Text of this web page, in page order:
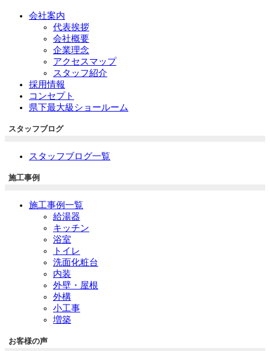
会社案内
代表挨拶
会社概要
企業理念
アクセスマップ
スタッフ紹介
採用情報
コンセプト
県下最大級ショールーム
スタッフブログ
スタッフブログ一覧
施工事例
施工事例一覧
給湯器
キッチン
浴室
トイレ
洗面化粧台
内装
外壁・屋根
外構
小工事
増築
お客様の声